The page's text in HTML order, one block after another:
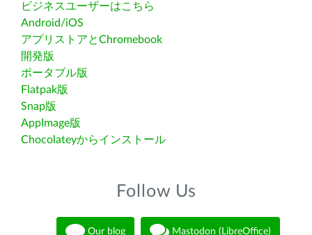
ビジネスユーザーはこちら
Android/iOS
アプリストアとChromebook
開発版
ポータブル版
Flatpak版
Snap版
AppImage版
Chocolateyからインストール
Follow Us
Our blog Mastodon (LibreOffice)